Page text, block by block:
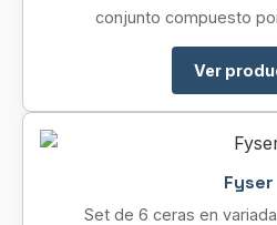
conjunto compuesto
Ver
Fyser
Set de 6 ceras en